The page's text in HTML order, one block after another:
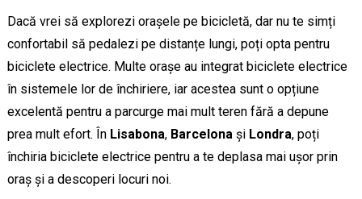
Dacă vrei să explorezi orașele pe bicicletă, dar nu te simți
confortabil să pedalezi pe distanțe lungi, poți opta pentru
biciclete electrice. Multe orașe au integrat biciclete electrice
în sistemele lor de închiriere, iar acestea sunt o opțiune
excelentă pentru a parcurge mai mult teren fără a depune
prea mult efort. În Lisabona, Barcelona și Londra, poți
închiria biciclete electrice pentru a te deplasa mai ușor prin
oraș și a descoperi locuri noi.